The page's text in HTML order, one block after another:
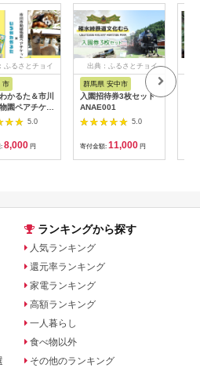
ふるさとチョイ
市
かるた＆市川
園ペアチケッ
0196】
5.0
8,000 円
出典：ふるさとチョイ
群馬県 安中市
入園招待券3枚セット
ANAE001
5.0
寄付金額: 11,000 円
ランキングから探す
人気ランキング
還元率ランキング
家電ランキング
高額ランキング
一人暮らし
食べ物以外
その他のランキング